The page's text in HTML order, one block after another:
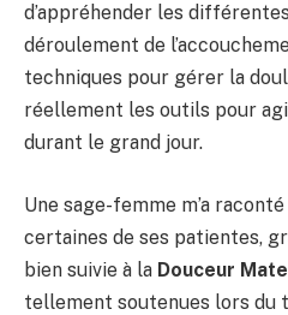
d’appréhender les
déroulement de
techniques pour gérer la
réellement les outils pour
durant le grand jour.
Une sage-femme m’a
certaines de ses patientes,
bien suivie à la Douceur
tellement soutenues lors du